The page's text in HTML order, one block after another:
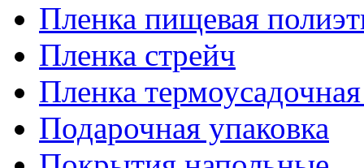
Пленка пищевая
Пленка стрейч
Пленка
Подарочная упаковка